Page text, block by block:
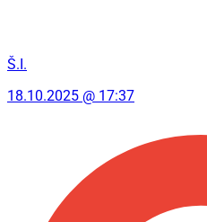
Š.I.
18.10.2025 @ 17:37